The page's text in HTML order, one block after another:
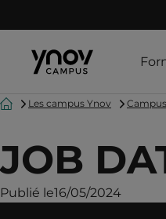
AccueilLes campus Ynov
JOB
Publié le16/05/2024